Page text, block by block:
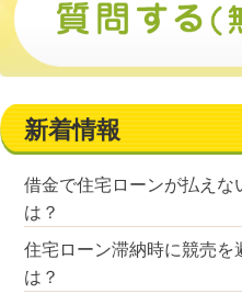
新着情報
借金で住宅ローンが払えな
は？
住宅ローン滞納時に競売を
は？